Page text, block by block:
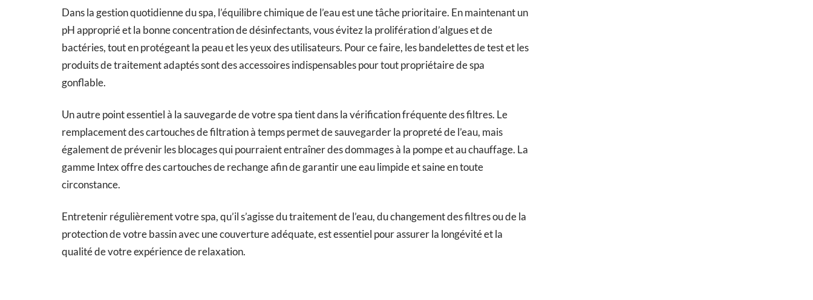
Dans la gestion quotidienne du spa, l’équilibre chimique de l’eau est une tâche prioritaire. En maintenant un
pH approprié et la bonne concentration de désinfectants, vous évitez la prolifération d’algues et de
bactéries, tout en protégeant la peau et les yeux des utilisateurs. Pour ce faire, les bandelettes de test et les
produits de traitement adaptés sont des accessoires indispensables pour tout propriétaire de spa
gonflable.
Un autre point essentiel à la sauvegarde de votre spa tient dans la vérification fréquente des filtres. Le
remplacement des cartouches de filtration à temps permet de sauvegarder la propreté de l’eau, mais
également de prévenir les blocages qui pourraient entraîner des dommages à la pompe et au chauffage. La
gamme Intex offre des cartouches de rechange afin de garantir une eau limpide et saine en toute
circonstance.
Entretenir régulièrement votre spa, qu’il s’agisse du traitement de l’eau, du changement des filtres ou de la
protection de votre bassin avec une couverture adéquate, est essentiel pour assurer la longévité et la
qualité de votre expérience de relaxation.